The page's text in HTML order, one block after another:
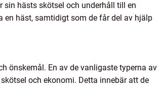
sin hästs skötsel och underhåll till en
häst, samtidigt som de får del av hjälp
önskemål. En av de vanligaste typerna av
och ekonomi. Detta innebär att de